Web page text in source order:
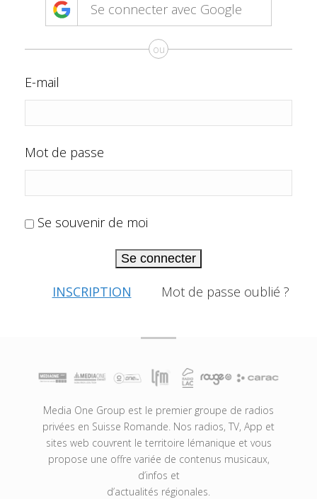
Se connecter avec Google
ou
E-mail
Mot de passe
Se souvenir de moi
Se connecter
INSCRIPTION Mot de passe oublié ?
Media One Group est le premier groupe de radios
privées en Suisse Romande. Nos radios, TV, App et
sites web couvrent le territoire lémanique et vous
propose une offre variée de contenus musicaux,
d’infos et
d’actualités régionales.